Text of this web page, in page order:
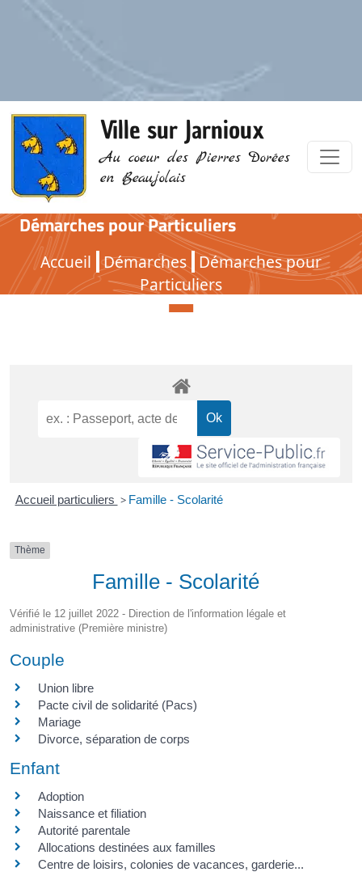
Ville sur Jarnioux
Au coeur des Pierres Dorées
en Beaujolais
Démarches pour Particuliers
Accueil Démarches Démarches pour
Particuliers
Démarches pour Particuliers
Accueil particuliers > Famille - Scolarité
Thème
Famille - Scolarité
Vérifié le 12 juillet 2022 - Direction de l'information légale et
administrative (Première ministre)
Couple
Union libre
Pacte civil de solidarité (Pacs)
Mariage
Divorce, séparation de corps
Enfant
Adoption
Naissance et filiation
Autorité parentale
Allocations destinées aux familles
Centre de loisirs, colonies de vacances, garderie...